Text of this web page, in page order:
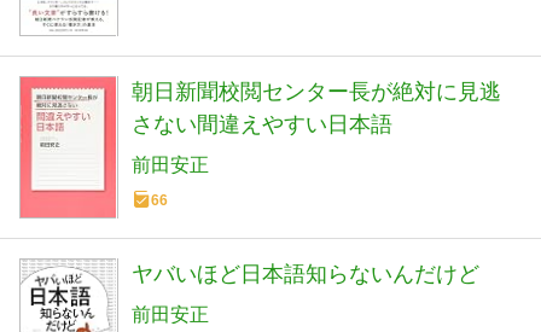
朝日新聞校閲センター長が絶対に見逃
さない間違えやすい日本語
前田安正
66
ヤバいほど日本語知らないんだけど
前田安正